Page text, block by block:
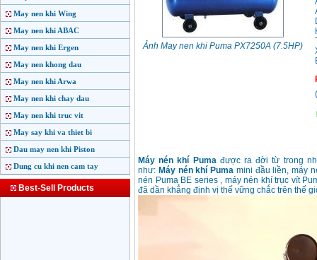
May nen khi Wing
May nen khi ABAC
May nen khi Ergen
May nen khong dau
May nen khi Arwa
May nen khi chay dau
May nen khi truc vit
May say khi va thiet bi
Dau may nen khi Piston
Dung cu khi nen cam tay
Best-Sell Products
Ảnh May nen khi Puma PX7250A (7.5HP)
(
Máy nén khí Pumađược ra đời từ trong
như: Máy nén khí Puma mini đầu liền, máy
nén Puma BE series , máy nén khí trục vít
đã dần khẳng định vị thế vững chắc trên thế